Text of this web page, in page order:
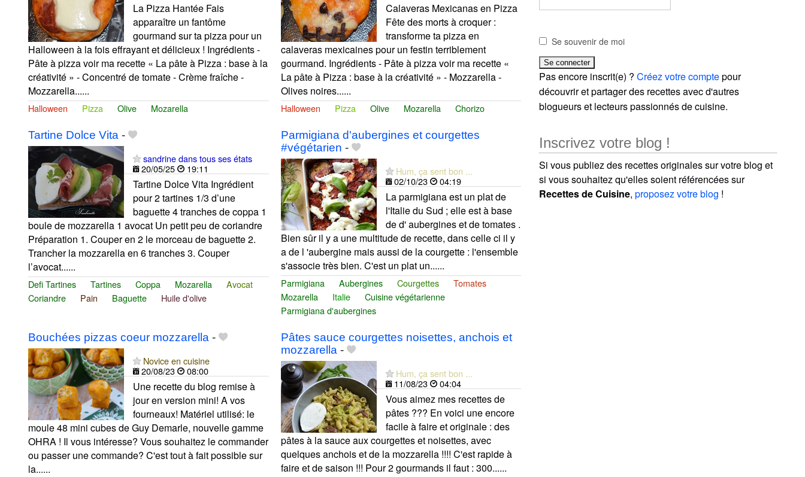
La Pizza Hantée Fais
apparaître un fantôme
gourmand sur ta pizza pour un
Halloween à la fois effrayant et délicieux ! Ingrédients -
Pâte à pizza voir ma recette « La pâte à Pizza : base à la
créativité » - Concentré de tomate - Crème fraîche -
Mozzarella......
Halloween Pizza Olive Mozarella
Calaveras Mexicanas en Pizza
Fête des morts à croquer :
transforme ta pizza en
calaveras mexicaines pour un festin terriblement
gourmand. Ingrédients - Pâte à pizza voir ma recette «
La pâte à Pizza : base à la créativité » - Mozzarella -
Olives noires......
Halloween Pizza Olive Mozarella Chorizo
Tartine Dolce Vita -
sandrine dans tous ses états
20/05/25
19:11
Tartine Dolce Vita Ingrédient
pour 2 tartines 1/3 d’une
baguette 4 tranches de coppa 1
boule de mozzarella 1 avocat Un petit peu de coriandre
Préparation 1. Couper en 2 le morceau de baguette 2.
Trancher la mozzarella en 6 tranches 3. Couper
l’avocat......
Defi Tartines Tartines Coppa Mozarella
Avocat
Coriandre
Pain Baguette Huile d'olive
Parmigiana d'aubergines et courgettes
#végétarien -
Hum, ça sent bon ...
02/10/23
04:19
La parmigiana est un plat de
l'Italie du Sud ; elle est à base
de d' aubergines et de tomates .
Bien sûr il y a une multitude de recette, dans celle ci il y
a de l 'aubergine mais aussi de la courgette : l'ensemble
s'associe très bien. C'est un plat un......
Parmigiana Aubergines Courgettes
Tomates
Mozarella
Italie
Cuisine végétarienne
Parmigiana d'aubergines
Bouchées pizzas coeur mozzarella -
Novice en cuisine
20/08/23
08:00
Une recette du blog remise à
jour en version mini! A vos
fourneaux! Matériel utilisé: le
moule 48 mini cubes de Guy Demarle, nouvelle gamme
OHRA ! Il vous intéresse? Vous souhaitez le commander
ou passer une commande? C'est tout à fait possible sur
la......
Pâtes sauce courgettes noisettes, anchois et
mozzarella-
Hum, ça sent bon ...
11/08/23
04:04
Vous aimez mes recettes de
pâtes ??? En voici une encore
facile à faire et originale : des
pâtes à la sauce aux courgettes et noisettes, avec
quelques anchois et de la mozzarella !!!! C'est rapide à
faire et de saison !!! Pour 2 gourmands il faut : 300......
Se souvenir de moi
Pas encore inscrit(e) ?Créez votre comptepour
découvrir et partager des recettes avec d'autres
blogueurs et lecteurs passionnés de cuisine.
Inscrivez votre blog !
Si vous publiez des recettes originales sur votre blog et
si vous souhaitez qu'elles soient référencées sur
Recettes de Cuisine,proposez votre blog !